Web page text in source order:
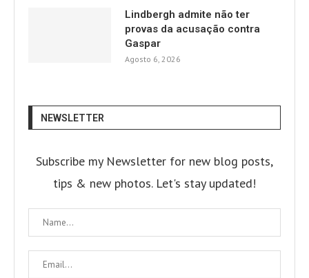
Lindbergh admite não ter
provas da acusação contra
Gaspar
Agosto 6, 2026
NEWSLETTER
Subscribe my Newsletter for new blog posts,
tips & new photos. Let's stay updated!